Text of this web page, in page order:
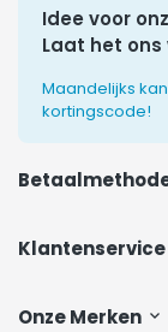
Klantenservice
Onze Merken
Idee voor
Laat het
Maandelijks
kortingscode!